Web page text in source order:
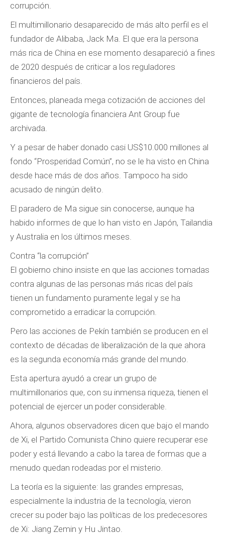
corrupción.
El multimillonario desaparecido de más alto perfil es el
fundador de Alibaba, Jack Ma. El que era la persona
más rica de China en ese momento desapareció a fines
de 2020 después de criticar a los reguladores
financieros del país.
Entonces, planeada mega cotización de acciones del
gigante de tecnología financiera Ant Group fue
archivada.
Y a pesar de haber donado casi US$10.000 millones al
fondo “Prosperidad Común”, no se le ha visto en China
desde hace más de dos años. Tampoco ha sido
acusado de ningún delito.
El paradero de Ma sigue sin conocerse, aunque ha
habido informes de que lo han visto en Japón, Tailandia
y Australia en los últimos meses.
Contra “la corrupción”
El gobierno chino insiste en que las acciones tomadas
contra algunas de las personas más ricas del país
tienen un fundamento puramente legal y se ha
comprometido a erradicar la corrupción.
Pero las acciones de Pekín también se producen en el
contexto de décadas de liberalización de la que ahora
es la segunda economía más grande del mundo.
Esta apertura ayudó a crear un grupo de
multimillonarios que, con su inmensa riqueza, tienen el
potencial de ejercer un poder considerable.
Ahora, algunos observadores dicen que bajo el mando
de Xi, el Partido Comunista Chino quiere recuperar ese
poder y está llevando a cabo la tarea de formas que a
menudo quedan rodeadas por el misterio.
La teoría es la siguiente: las grandes empresas,
especialmente la industria de la tecnología, vieron
crecer su poder bajo las políticas de los predecesores
de Xi: Jiang Zemin y Hu Jintao.